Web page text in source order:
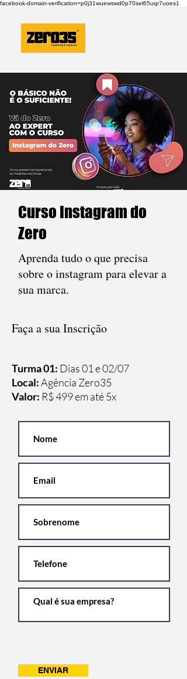
facebook-domain-verification=p0j31wuewswd0p70sel65uqr7uoes1
Curso Instagram do
Zero
Aprenda tudo o que precisa
sobre o instagram para elevar a
sua marca.
Faça a sua Inscrição
Turma 01: Dias 01 e 02/07
Local:Agência Zero35
Valor: R$ 499 em até 5x
ENVIAR